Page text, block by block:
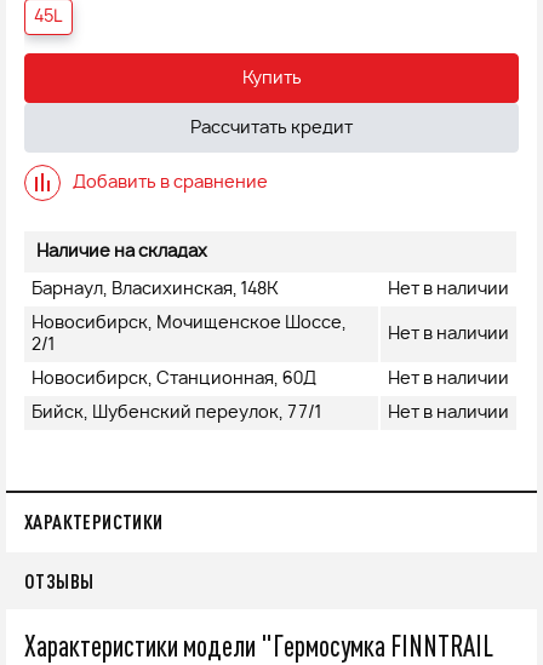
45L
Купить
Рассчитать кредит
Добавить в сравнение
Наличие на складах
Барнаул, Власихинская, 148К
Нет в наличии
Новосибирск, Мочищенское Шоссе,
2/1
Нет в наличии
Новосибирск, Станционная, 60Д
Нет в наличии
Бийск, Шубенский переулок, 77/1
Нет в наличии
ХАРАКТЕРИСТИКИ
ОТЗЫВЫ
Характеристики модели "Гермосумка FINNTRAIL